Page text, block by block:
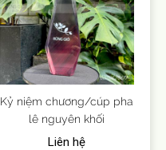
Kỷ niệm chương/cúp pha
lê nguyên khối
Liên hệ